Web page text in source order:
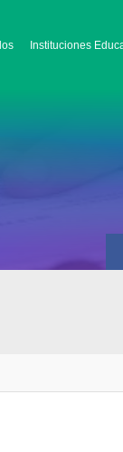
Instituciones